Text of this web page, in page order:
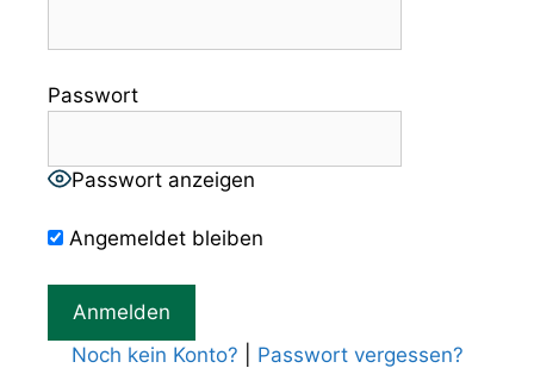
Passwort
Passwort anzeigen
Angemeldet bleiben
Noch kein Konto? Passwort vergessen?